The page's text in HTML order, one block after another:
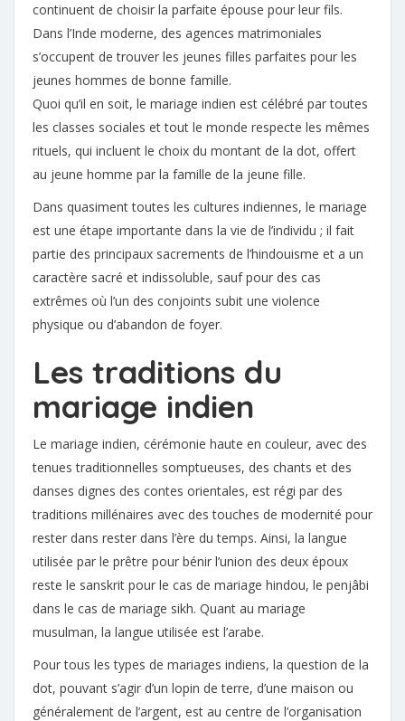
continuent de choisir la parfaite épouse pour leur fils.
Dans l’Inde moderne, des agences matrimoniales
s’occupent de trouver les jeunes filles parfaites pour les
jeunes hommes de bonne famille.
Quoi qu’il en soit, le mariage indien est célébré par toutes
les classes sociales et tout le monde respecte les mêmes
rituels, qui incluent le choix du montant de la dot, offert
au jeune homme par la famille de la jeune fille.
Dans quasiment toutes les cultures indiennes, le mariage
est une étape importante dans la vie de l’individu ; il fait
partie des principaux sacrements de l’hindouisme et a un
caractère sacré et indissoluble, sauf pour des cas
extrêmes où l’un des conjoints subit une violence
physique ou d’abandon de foyer.
Les traditions du
mariage indien
Le mariage indien, cérémonie haute en couleur, avec des
tenues traditionnelles somptueuses, des chants et des
danses dignes des contes orientales, est régi par des
traditions millénaires avec des touches de modernité pour
rester dans rester dans l’ère du temps. Ainsi, la langue
utilisée par le prêtre pour bénir l’union des deux époux
reste le sanskrit pour le cas de mariage hindou, le penjâbi
dans le cas de mariage sikh. Quant au mariage
musulman, la langue utilisée est l’arabe.
Pour tous les types de mariages indiens, la question de la
dot, pouvant s’agir d’un lopin de terre, d’une maison ou
généralement de l’argent, est au centre de l’organisation